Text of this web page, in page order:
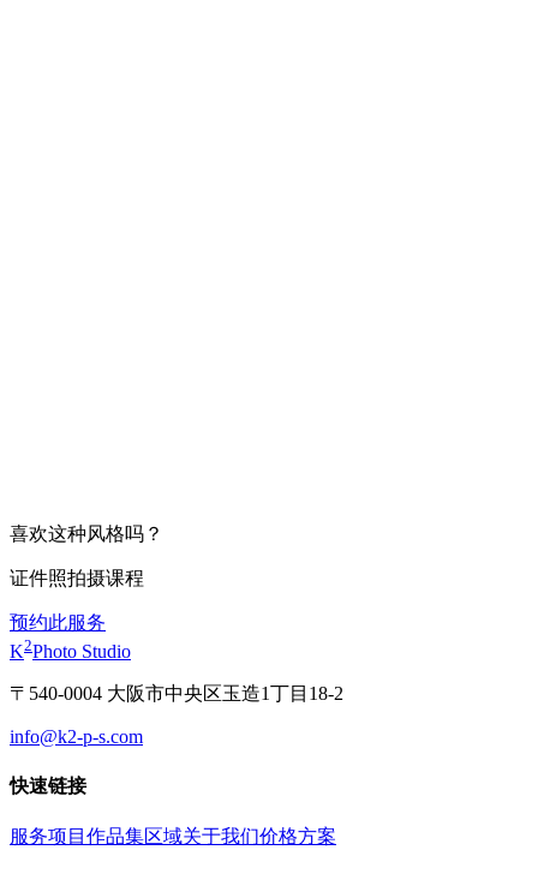
喜欢这种风格吗？
证件照拍摄课程
预约此服务
K2Photo Studio
〒540-0004 大阪市中央区玉造1丁目18-2
info@k2-p-s.com
快速链接
服务项目 作品集区域关于我们价格方案